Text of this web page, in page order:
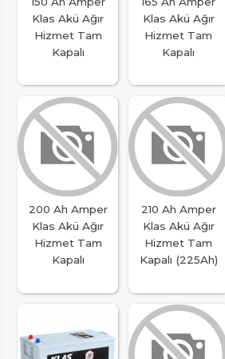
Klas Akü Ağır
Hizmet Tam
Kapalı
Klas Akü Ağır
Hizmet Tam
Kapalı
200 Ah Amper
Klas Akü Ağır
Hizmet Tam
Kapalı
210 Ah Amper
Klas Akü Ağır
Hizmet Tam
Kapalı (225Ah)